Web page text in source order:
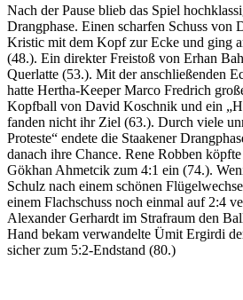
Nach der Pause blieb das Spiel
Drangphase. Einen scharfen Schuss
Kristic mit dem Kopf zur Ecke und ging
(48.). Ein direkter Freistoß von Erhan
Querlatte (53.). Mit der anschließenden
hatte Hertha-Keeper Marco Fredrich
Kopfball von David Koschnik und ein
fanden nicht ihr Ziel (63.). Durch viele
Proteste“ endete die Staakener
danach ihre Chance. Rene Robben
Gökhan Ahmetcik zum 4:1 ein (74.).
Schulz nach einem schönen
einem Flachschuss noch einmal auf 2:4
Alexander Gerhardt im Strafraum den
Hand bekam verwandelte Ümit Ergirdi
sicher zum 5:2-Endstand (80.)